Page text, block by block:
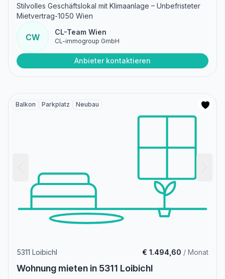
Stilvolles Geschäftslokal mit Klimaanlage – Unbefristeter
Mietvertrag-1050 Wien
CW
CL-Team Wien
CL-immogroup GmbH
Anbieter kontaktieren
Balkon Parkplatz Neubau
5311 Loibichl € 1.494,60 / Monat
Wohnung mieten in 5311 Loibichl